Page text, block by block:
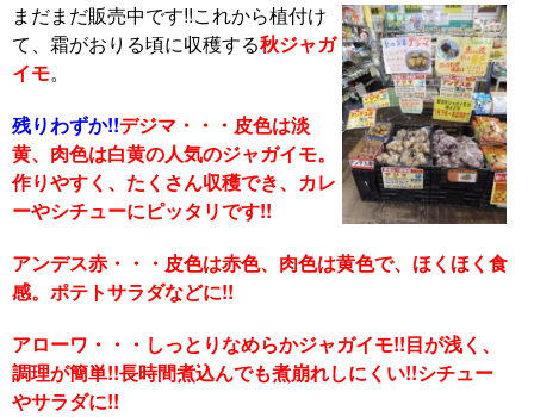
まだまだ販売中です!!これから植付け
て、霜がおりる頃に収穫する秋ジャガ
イモ。
残りわずか!!デジマ・・・皮色は淡
黄、肉色は白黄の人気のジャガイモ。
作りやすく、たくさん収穫でき、カレ
ーやシチューにピッタリです!!
アンデス赤・・・皮色は赤色、肉色は黄色で、ほくほく食
感。ポテトサラダなどに!!
アローワ・・・しっとりなめらかジャガイモ!!目が浅く、
調理が簡単!!長時間煮込んでも煮崩れしにくい!!シチュー
やサラダに!!